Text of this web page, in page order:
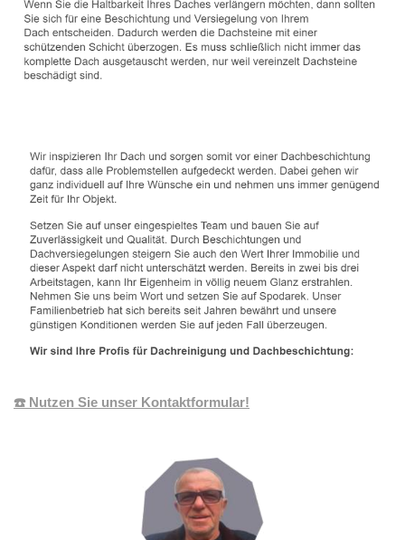
☎️ Nutzen Sie unser Kontaktformular!